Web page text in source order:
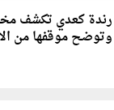
رندة كعدي تكشف
وتوضح موقفها من